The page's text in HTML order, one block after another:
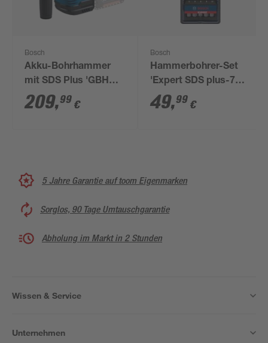
Bosch
Akku-Bohrhammer
mit SDS Plus 'GBH
18V-22 Professional'
18 V
209,99 €
Bosch
Hammerbohrer-Set
'Expert SDS plus-7X'
Ø 5-10 mm 5-teilig
49,99 €
5 Jahre Garantie auf toom Eigenmarken
Sorglos, 90 Tage Umtauschgarantie
Abholung im Markt in 2 Stunden
Wissen & Service
Unternehmen